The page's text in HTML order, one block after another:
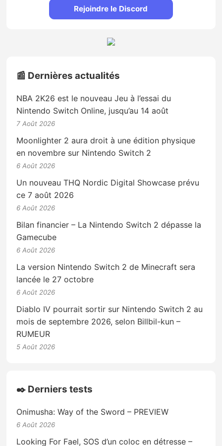
Rejoindre le Discord
📰 Dernières actualités
NBA 2K26 est le nouveau Jeu à l’essai du
Nintendo Switch Online, jusqu’au 14 août
7 Août 2026
Moonlighter 2 aura droit à une édition physique
en novembre sur Nintendo Switch 2
6 Août 2026
Un nouveau THQ Nordic Digital Showcase prévu
ce 7 août 2026
6 Août 2026
Bilan financier – La Nintendo Switch 2 dépasse la
Gamecube
6 Août 2026
La version Nintendo Switch 2 de Minecraft sera
lancée le 27 octobre
6 Août 2026
Diablo IV pourrait sortir sur Nintendo Switch 2 au
mois de septembre 2026, selon Billbil-kun –
RUMEUR
5 Août 2026
✒️ Derniers tests
Onimusha: Way of the Sword – PREVIEW
6 Août 2026
Looking For Fael, SOS d’un coloc en détresse –